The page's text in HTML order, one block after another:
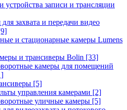
устройства записи и трансляции
захвата и передачи видео
и стационарные камеры Lumens
и трансиверы Bolin [33]
камеры для помещений
[5]
управления камерами [2]
уличные камеры [5]